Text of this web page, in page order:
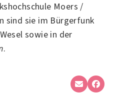
Moers /
sind sie im Bürgerfunk
sowie in der
.